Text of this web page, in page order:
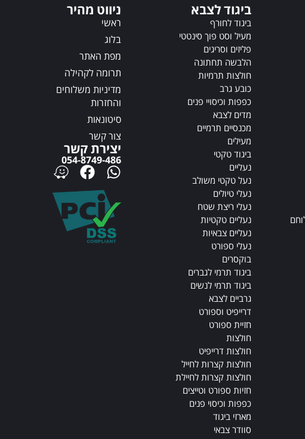
v
ביגוד לצבא
ביגוד לחורף
מעיל וסט פוך סינטטי
פליזים וסריגים
הלבשה תחתונה
חולצות תרמיות
כובע גרב
כפפות וכיסויי פנים
מדים לצבא
מכנסיים תרמיים
מעילים
ביגוד טקטי
נעליים
נעל טקטי משולב
נעלי טיולים
נעלי ריצת שטח
נעליים טקטיות
נעליים צבאיות
נעלי ספורט
בוקסרים
ביגוד תרמי לגברים
ביגוד תרמי לנשים
גרביים לצבא
דרייפיט וספורט
חזיית ספורט
חולצות
חולצות דרייפיט
חולצות קצרות לחייל
חולצות קצרות לחיילת
חזיות ספורט וטייצים
כפפות וכיסוי פנים
מארזי ביגוד
סוודר צבאי
ניווט מהיר
ראשי
בלוג
מפת האתר
תרומה לקהילה
מדיניות משלוחים
והחזרות
סיטונאות
צור קשר
יצירת קשר
054-8749-486